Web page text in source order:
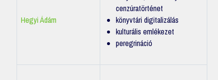
Hegyi Ádám
cenzúratörténet
könyvtári digitalizálás
kulturális emlékezet
peregrináció